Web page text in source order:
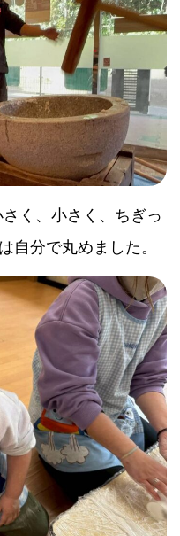
く、小さく、ちぎっ
自分で丸めました。